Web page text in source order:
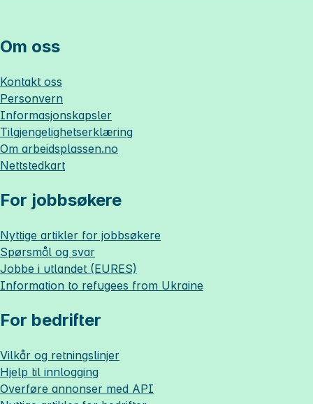
Om oss
Kontakt oss
Personvern
Informasjonskapsler
Tilgjengelighetserklæring
Om arbeidsplassen.no
Nettstedkart
For jobbsøkere
Nyttige artikler for jobbsøkere
Spørsmål og svar
Jobbe i utlandet (EURES)
Information to refugees from Ukraine
For bedrifter
Vilkår og retningslinjer
Hjelp til innlogging
Overføre annonser med API